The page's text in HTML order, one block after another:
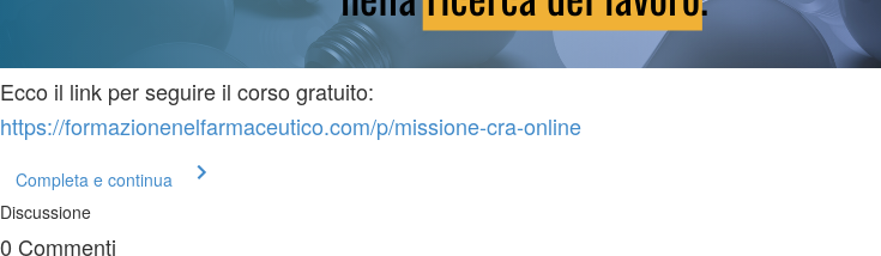
Ecco il link per seguire il corso gratuito:
https://formazionenelfarmaceutico.com/p/missione-cra-online
Completa e continua
Discussione
0 Commenti